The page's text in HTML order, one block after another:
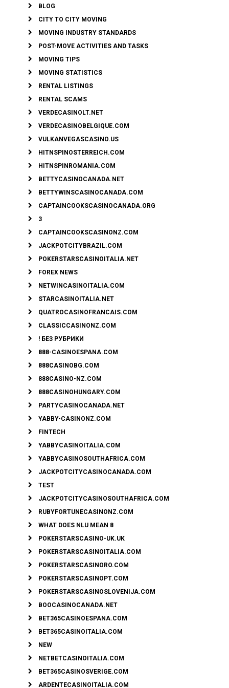
BLOG
CITY TO CITY MOVING
MOVING INDUSTRY STANDARDS
POST-MOVE ACTIVITIES AND TASKS
MOVING TIPS
MOVING STATISTICS
RENTAL LISTINGS
RENTAL SCAMS
VERDECASINOLT.NET
VERDECASINOBELGIQUE.COM
VULKANVEGASCASINO.US
HITNSPINOSTERREICH.COM
HITNSPINROMANIA.COM
BETTYCASINOCANADA.NET
BETTYWINSCASINOCANADA.COM
CAPTAINCOOKSCASINOCANADA.ORG
3
CAPTAINCOOKSCASINONZ.COM
JACKPOTCITYBRAZIL.COM
POKERSTARSCASINOITALIA.NET
FOREX NEWS
NETWINCASINOITALIA.COM
STARCASINOITALIA.NET
QUATROCASINOFRANCAIS.COM
CLASSICCASINONZ.COM
! БЕЗ РУБРИКИ
888-CASINOESPANA.COM
888CASINOBG.COM
888CASINO-NZ.COM
888CASINOHUNGARY.COM
PARTYCASINOCANADA.NET
YABBY-CASINONZ.COM
FINTECH
YABBYCASINOITALIA.COM
YABBYCASINOSOUTHAFRICA.COM
JACKPOTCITYCASINOCANADA.COM
TEST
JACKPOTCITYCASINOSOUTHAFRICA.COM
RUBYFORTUNECASINONZ.COM
WHAT DOES NLU MEAN 8
POKERSTARSCASINO-UK.UK
POKERSTARSCASINOITALIA.COM
POKERSTARSCASINORO.COM
POKERSTARSCASINOPT.COM
POKERSTARSCASINOSLOVENIJA.COM
BOOCASINOCANADA.NET
BET365CASINOESPANA.COM
BET365CASINOITALIA.COM
NEW
NETBETCASINOITALIA.COM
BET365CASINOSVERIGE.COM
ARDENTECASINOITALIA.COM